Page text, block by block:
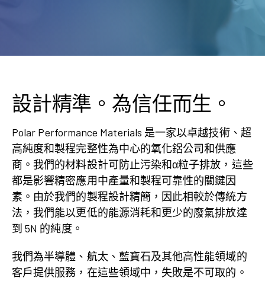
設計精準。為信任而生。
Polar Performance Materials 是一家以卓越技術、超
高純度和製程完整性為中心的氧化鋁公司和供應
商。我們的材料設計可防止污染和α粒子排放，這些
都是影響精密應用中產量和製程可靠性的關鍵因
素。由於我們的製程設計精簡，因此相較於傳統方
法，我們能以更低的能源消耗和更少的廢氣排放達
到 5N 的純度。
我們為半導體、航太、藍寶石及其他高性能領域的
客戶提供服務，在這些領域中，失敗是不可取的。